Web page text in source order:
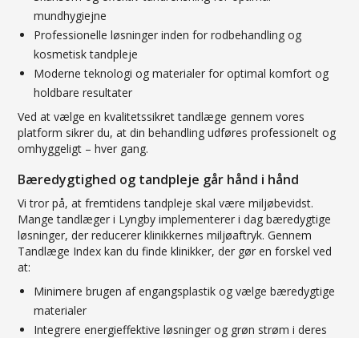
mundhygiejne
Professionelle løsninger inden for rodbehandling og
kosmetisk tandpleje
Moderne teknologi og materialer for optimal komfort og
holdbare resultater
Ved at vælge en kvalitetssikret tandlæge gennem vores
platform sikrer du, at din behandling udføres professionelt og
omhyggeligt – hver gang.
Bæredygtighed og tandpleje går hånd i hånd
Vi tror på, at fremtidens tandpleje skal være miljøbevidst.
Mange tandlæger i Lyngby implementerer i dag bæredygtige
løsninger, der reducerer klinikkernes miljøaftryk. Gennem
Tandlæge Index kan du finde klinikker, der gør en forskel ved
at:
Minimere brugen af engangsplastik og vælge bæredygtige
materialer
Integrere energieffektive løsninger og grøn strøm i deres